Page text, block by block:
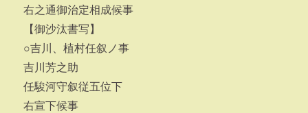
右之通御治定相成候事
【御沙汰書写】
○吉川、植村任叙ノ事
吉川芳之助
任駿河守叙従五位下
右宣下候事